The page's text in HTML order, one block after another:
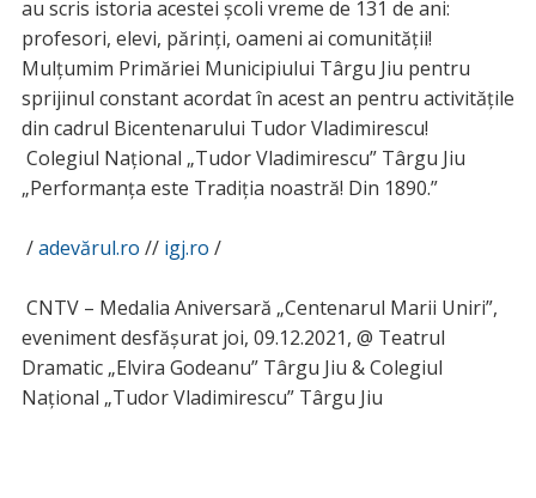
au scris istoria acestei școli vreme de 131 de ani:
profesori, elevi, părinți, oameni ai comunității!
Mulțumim Primăriei Municipiului Târgu Jiu pentru
sprijinul constant acordat în acest an pentru activitățile
din cadrul Bicentenarului Tudor Vladimirescu!
Colegiul Național „Tudor Vladimirescu” Târgu Jiu
„Performanța este Tradiția noastră! Din 1890.”
/adevărul.ro // igj.ro /
CNTV – Medalia Aniversară „Centenarul Marii Uniri”,
eveniment desfășurat joi, 09.12.2021, @ Teatrul
Dramatic „Elvira Godeanu” Târgu Jiu & Colegiul
Național „Tudor Vladimirescu” Târgu Jiu